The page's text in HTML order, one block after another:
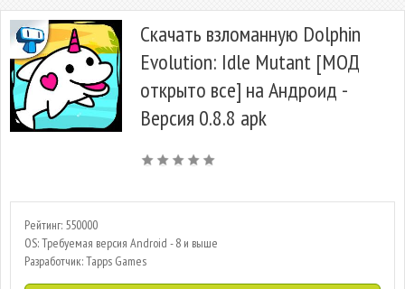
Скачать взломанную Dolphin
Evolution: Idle Mutant [МОД
открыто все] на Андроид -
Версия 0.8.8 apk
Рейтинг: 550000
OS: Требуемая версия Android - 8 и выше
Разработчик: Tapps Games